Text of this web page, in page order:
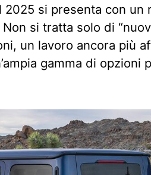
2025 si presenta con un
si tratta solo di
un lavoro ancora più
gamma di opzioni